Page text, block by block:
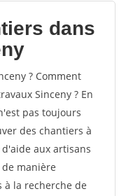
dans
? Comment
Sinceny ? En
pas toujours
des chantiers à
aux artisans
manière
à la recherche de